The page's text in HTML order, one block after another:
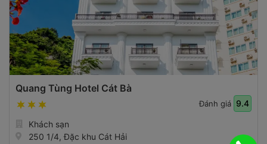
Quang Tùng Hotel Cát Bà
Đánh giá 9.4
Khách sạn
250 1/4, Đặc khu Cát Hải